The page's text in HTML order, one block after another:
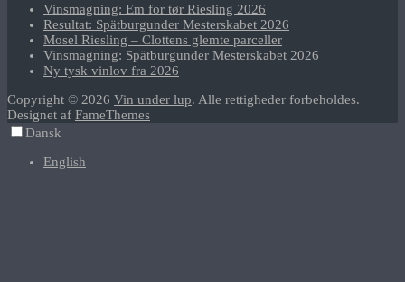
Vinsmagning: Em for tør Riesling 2026
Resultat: Spätburgunder Mesterskabet 2026
Mosel Riesling – Clottens glemte parceller
Vinsmagning: Spätburgunder Mesterskabet 2026
Ny tysk vinlov fra 2026
Copyright © 2026 Vin under lup. Alle rettigheder forbeholdes.
Designet af FameThemes
Dansk
English